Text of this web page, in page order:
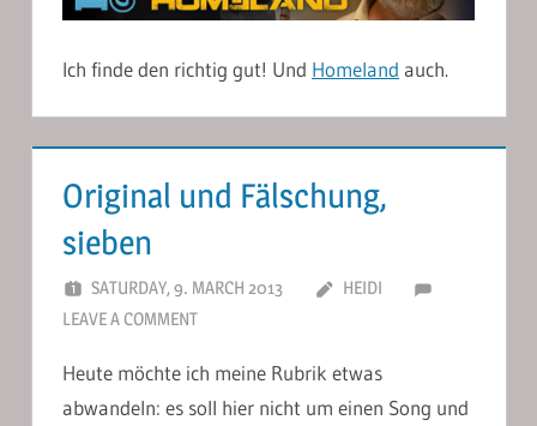
Ich finde den richtig gut! Und Homeland auch.
Original und Fälschung,
sieben
SATURDAY, 9. MARCH 2013
HEIDI
LEAVE A COMMENT
Heute möchte ich meine Rubrik etwas
abwandeln: es soll hier nicht um einen Song und